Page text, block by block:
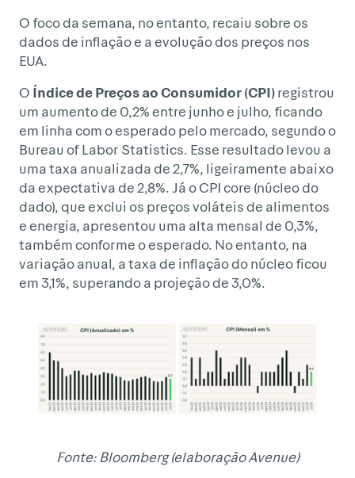
O foco da semana, no entanto, recaiu sobre os
dados de inflação e a evolução dos preços nos
EUA.
O Índice de Preços ao Consumidor (CPI)registrou
um aumento de 0,2% entre junho e julho, ficando
em linha com o esperado pelo mercado, segundo o
Bureau of Labor Statistics. Esse resultado levou a
uma taxa anualizada de 2,7%, ligeiramente abaixo
da expectativa de 2,8%. Já o CPI core (núcleo do
dado), que exclui os preços voláteis de alimentos
e energia, apresentou uma alta mensal de 0,3%,
também conforme o esperado. No entanto, na
variação anual, a taxa de inflação do núcleo ficou
em 3,1%, superando a projeção de 3,0%.
Fonte: Bloomberg (elaboração Avenue)